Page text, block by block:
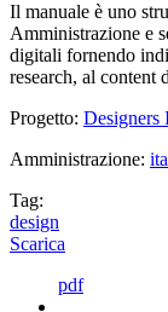
Il manuale è uno
Amministrazione e
digitali fornendo
research, al content
Progetto: Designers
Amministrazione:
Tag:
design
Scarica
pdf